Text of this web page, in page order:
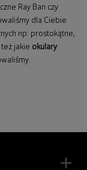
Ray Ban czy
dla Ciebie
np: prostokątne,
jakie okulary